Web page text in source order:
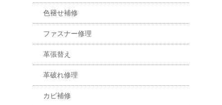
色褪せ補修
ファスナー修理
革張替え
革破れ修理
カビ補修